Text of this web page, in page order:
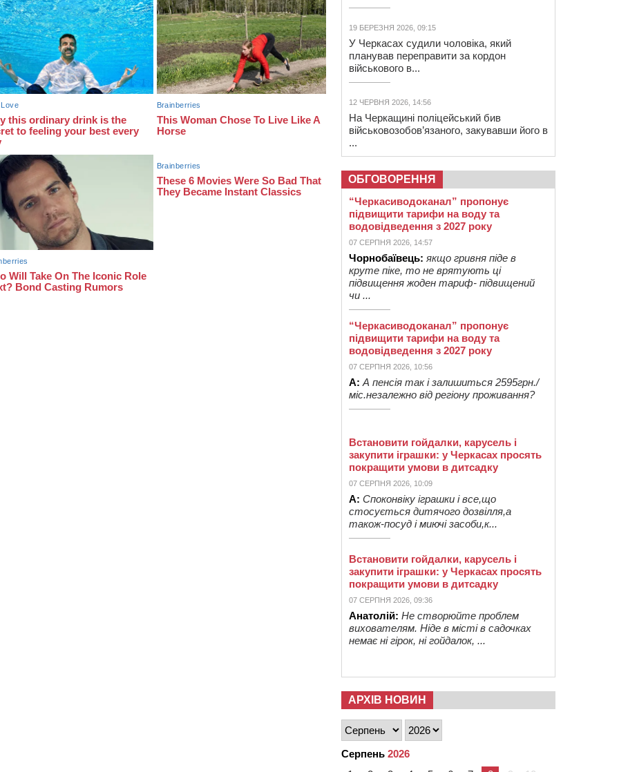
19 БЕРЕЗНЯ 2026, 09:15
У Черкасах судили чоловіка, який
планував переправити за кордон
військового в...
12 ЧЕРВНЯ 2026, 14:56
На Черкащині поліцейський бив
військовозобов’язаного, закувавши його в
...
ОБГОВОРЕННЯ
“Черкасиводоканал” пропонує
підвищити тарифи на воду та
водовідведення з 2027 року
07 СЕРПНЯ 2026, 14:57
Чорнобаївець: якщо гривня піде в
круте піке, то не врятують ці
підвищення жоден тариф- підвищений
чи ...
“Черкасиводоканал” пропонує
підвищити тарифи на воду та
водовідведення з 2027 року
07 СЕРПНЯ 2026, 10:56
А: А пенсія так і залишиться 2595грн./
міс.незалежно від регіону проживання?
Встановити гойдалки, карусель і
закупити іграшки: у Черкасах просять
покращити умови в дитсадку
07 СЕРПНЯ 2026, 10:09
А: Споконвіку іграшки і все,що
стосується дитячого дозвілля,а
також-посуд і миючі засоби,к...
Встановити гойдалки, карусель і
закупити іграшки: у Черкасах просять
покращити умови в дитсадку
07 СЕРПНЯ 2026, 09:36
Анатолій: Не створюйте проблем
вихователям. Ніде в місті в садочках
немає ні гірок, ні гойдалок, ...
АРХІВ НОВИН
Серпень 2026